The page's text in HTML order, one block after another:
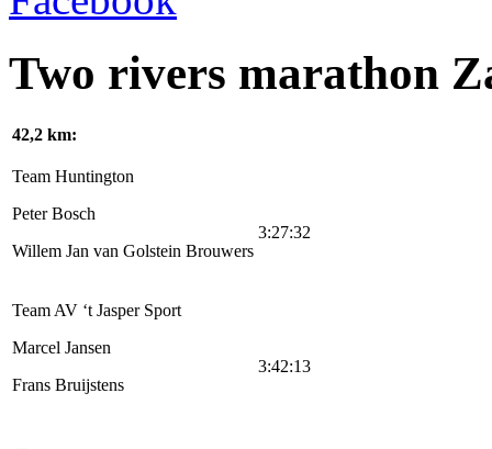
Two rivers marathon
42,2 km:
Team Huntington
Peter Bosch
Willem Jan van Golstein Brouwers
3:27:32
Team AV ‘t Jasper Sport
Marcel Jansen
Frans Bruijstens
3:42:13